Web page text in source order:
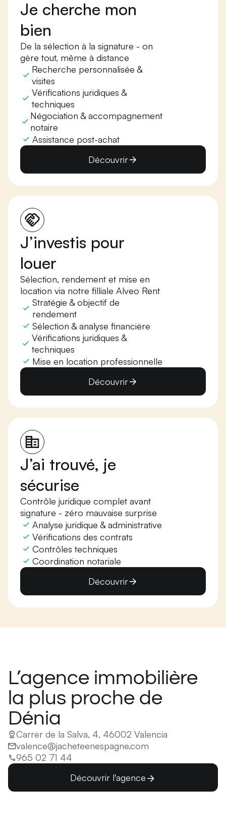
Je cherche mon
bien
De la sélection à la signature - on
gère tout, même à distance
Recherche personnalisée &
visites
Vérifications juridiques &
techniques
Négociation & accompagnement
notaire
Assistance post-achat
Découvrir
J’investis pour
louer
Sélection, rendement et mise en
location via notre filliale Alveo Rent
Stratégie & objectif de
rendement
Sélection & analyse financière
Vérifications juridiques &
techniques
Mise en location professionnelle
Découvrir
J’ai trouvé, je
sécurise
Contrôle juridique complet avant
signature - zéro mauvaise surprise
Analyse juridique & administrative
Vérifications des contrats
Contrôles techniques
Coordination notariale
Découvrir
L’agence immobilière
la plus proche de
Dénia
Carrer de la Salva, 4, 46002 Valencia
valence@jacheteenespagne.com
965 02 71 44
Découvrir l'agence